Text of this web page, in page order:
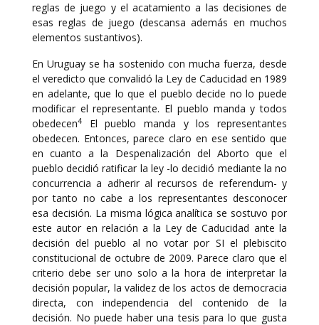
reglas de juego y el acatamiento a las decisiones de
esas reglas de juego (descansa además en muchos
elementos sustantivos).
En Uruguay se ha sostenido con mucha fuerza, desde
el veredicto que convalidó la Ley de Caducidad en 1989
en adelante, que lo que el pueblo decide no lo puede
modificar el representante. El pueblo manda y todos
obedecen4
El pueblo manda y los representantes
obedecen. Entonces, parece claro en ese sentido que
en cuanto a la Despenalización del Aborto que el
pueblo decidió ratificar la ley -lo decidió mediante la no
concurrencia a adherir al recursos de referendum- y
por tanto no cabe a los representantes desconocer
esa decisión. La misma lógica analítica se sostuvo por
este autor en relación a la Ley de Caducidad ante la
decisión del pueblo al no votar por SI el plebiscito
constitucional de octubre de 2009. Parece claro que el
criterio debe ser uno solo a la hora de interpretar la
decisión popular, la validez de los actos de democracia
directa, con independencia del contenido de la
decisión. No puede haber una tesis para lo que gusta